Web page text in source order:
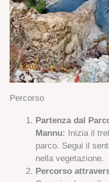
Percorso
Partenza dal
Mannu:
Inizia il
parco. Segui il
nella vegetazione.
Percorso